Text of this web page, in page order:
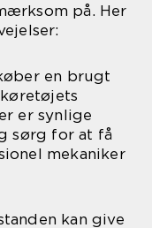
på. Her
en brugt
er synlige
sørg for at få
mekaniker
kan give